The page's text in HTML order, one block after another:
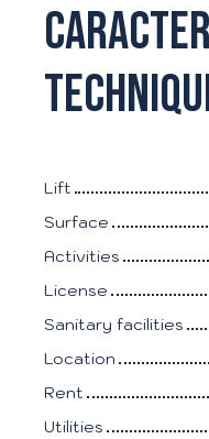
Lift
Surface
Activities
License
Sanitary facilities
Location
Rent
Utilities